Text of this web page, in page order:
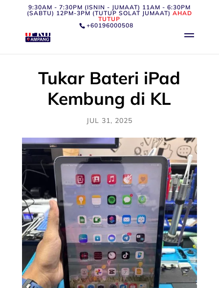
9:30AM - 7:30PM (ISNIN - JUMAAT) 11AM - 6:30PM
(SABTU) 12PM-3PM (TUTUP SOLAT JUMAAT) AHAD
TUTUP
+60196000508
Tukar Bateri iPad
Kembung di KL
JUL 31, 2025